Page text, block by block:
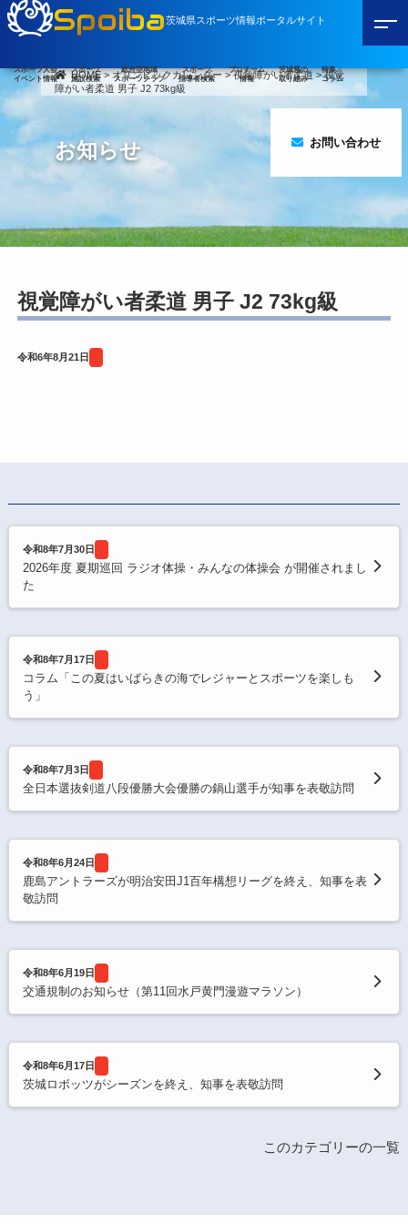
Spoiba茨城県スポーツ情報ポータルサイト
スポーツ大会
イベント情報
スポーツ
施設検索
総合型地域
スポーツクラブ
スポーツ
指導者検索
プロチーム
情報
茨城県の
取り組み
特集・
コラム
お問い合わせ
HOME>オリンピックカレンダー>視覚障がい者柔道>視覚
障がい者柔道 男子 J2 73kg級
お知らせ
視覚障がい者柔道 男子 J2 73kg級
令和6年8月21日
令和8年7月30日
2026年度 夏期巡回 ラジオ体操・みんなの体操会 が開催されまし
た
令和8年7月17日
コラム「この夏はいばらきの海でレジャーとスポーツを楽しも
う」
令和8年7月3日
全日本選抜剣道八段優勝大会優勝の鍋山選手が知事を表敬訪問
令和8年6月24日
鹿島アントラーズが明治安田J1百年構想リーグを終え、知事を表
敬訪問
令和8年6月19日
交通規制のお知らせ（第11回水戸黄門漫遊マラソン）
令和8年6月17日
茨城ロボッツがシーズンを終え、知事を表敬訪問
このカテゴリーの一覧